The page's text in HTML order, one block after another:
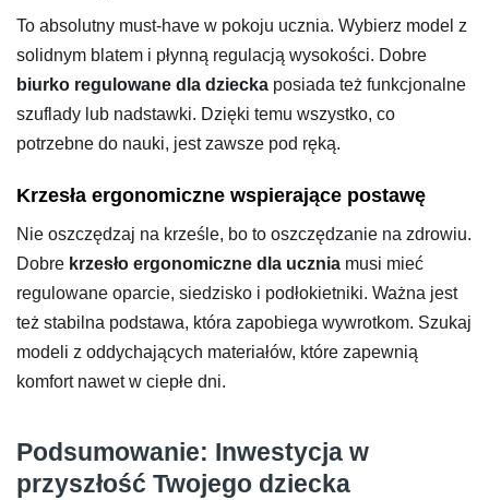
To absolutny must-have w pokoju ucznia. Wybierz model z
solidnym blatem i płynną regulacją wysokości. Dobre
biurko regulowane dla dziecka posiada też funkcjonalne
szuflady lub nadstawki. Dzięki temu wszystko, co
potrzebne do nauki, jest zawsze pod ręką.
Krzesła ergonomiczne wspierające postawę
Nie oszczędzaj na krześle, bo to oszczędzanie na zdrowiu.
Dobre krzesło ergonomiczne dla ucznia musi mieć
regulowane oparcie, siedzisko i podłokietniki. Ważna jest
też stabilna podstawa, która zapobiega wywrotkom. Szukaj
modeli z oddychających materiałów, które zapewnią
komfort nawet w ciepłe dni.
Podsumowanie: Inwestycja w
przyszłość Twojego dziecka